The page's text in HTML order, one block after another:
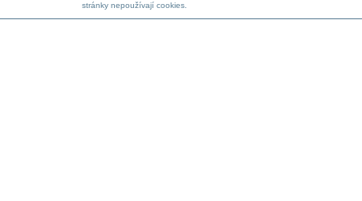
stránky nepoužívají cookies.